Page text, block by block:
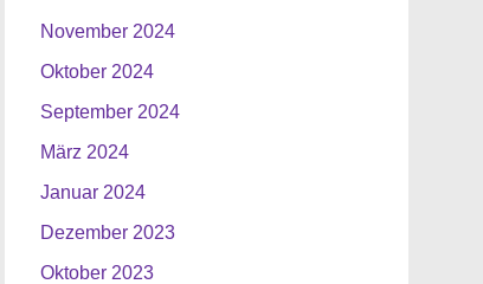
November 2024
Oktober 2024
September 2024
März 2024
Januar 2024
Dezember 2023
Oktober 2023